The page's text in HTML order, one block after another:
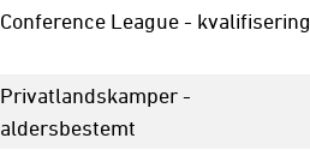
Conference League - kvalifisering
Privatlandskamper -
aldersbestemt